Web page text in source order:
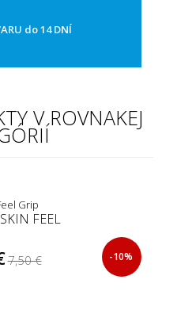
do 14 DNÍ
V ROVNAKEJ
FEEL
7,50 € -10%